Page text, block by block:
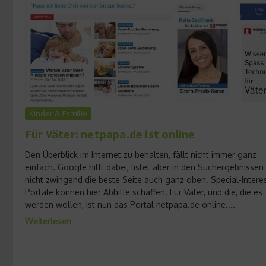
Kinder & Familie
Für Väter: netpapa.de ist online
Den Überblick im Internet zu behalten, fällt nicht immer ganz
einfach. Google hilft dabei, listet aber in den Suchergebnissen
nicht zwingend die beste Seite auch ganz oben. Special-
Portale können hier Abhilfe schaffen. Für Väter, und die, die es
werden wollen, ist nun das Portal netpapa.de online....
Weiterlesen